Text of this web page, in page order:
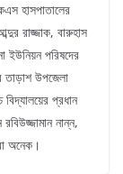
হাসপাতালের
রাজ্জাক, বারুহাস
ইউনিয়ন পরিষদের
তাড়াশ উপজেলা
প্রধান
নান্ন,
অনেক।